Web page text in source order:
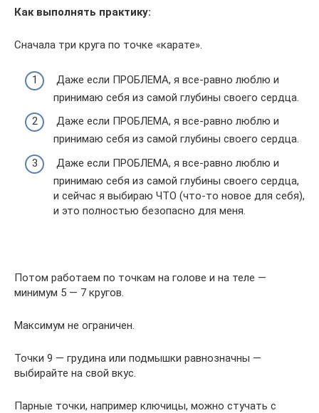
Как выполнять практику:
Сначала три круга по точке «карате».
Даже если ПРОБЛЕМА, я все-равно люблю и
принимаю себя из самой глубины своего сердца.
Даже если ПРОБЛЕМА, я все-равно люблю и
принимаю себя из самой глубины своего сердца.
Даже если ПРОБЛЕМА, я все-равно люблю и
принимаю себя из самой глубины своего сердца,
и сейчас я выбираю ЧТО (что-то новое для себя),
и это полностью безопасно для меня.
Потом работаем по точкам на голове и на теле —
минимум 5 — 7 кругов.
Максимум не ограничен.
Точки 9 — грудина или подмышки равнозначны —
выбирайте на свой вкус.
Парные точки, например ключицы, можно стучать с